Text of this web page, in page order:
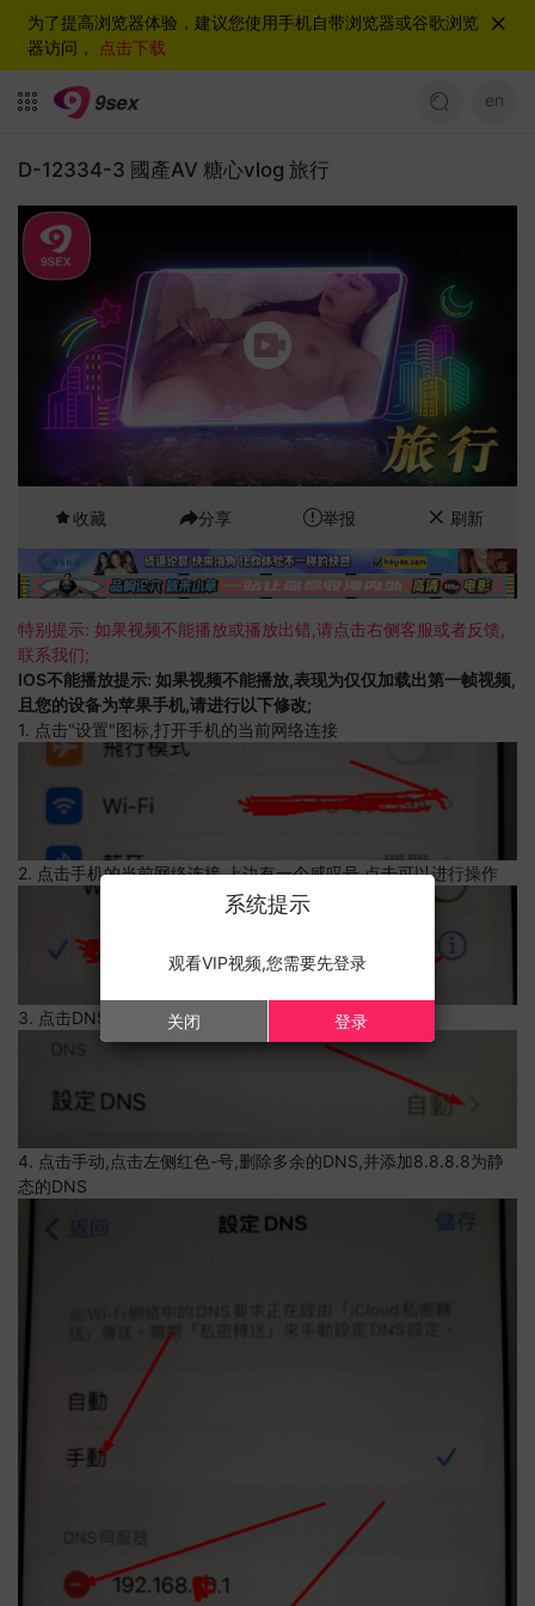
为了提高浏览器体验，建议您使用手机自带浏览器或谷歌浏览
器访问， 点击下载
en
D-12334-3 國產AV 糖心vlog 旅行
收藏 分享 举报 刷新
特别提示: 如果视频不能播放或播放出错,请点击右侧客服或者反馈,
联系我们;
IOS不能播放提示: 如果视频不能播放,表现为仅仅加载出第一帧视频,
且您的设备为苹果手机,请进行以下修改;
1. 点击"设置"图标,打开手机的当前网络连接
2. 点击手机的当前网络连接,上边有一个感叹号,点击可以进行操作
3. 点击DNS设置
4. 点击手动,点击左侧红色-号,删除多余的DNS,并添加8.8.8.8为静
态的DNS
系统提示
观看VIP视频,您需要先登录
关闭 登录